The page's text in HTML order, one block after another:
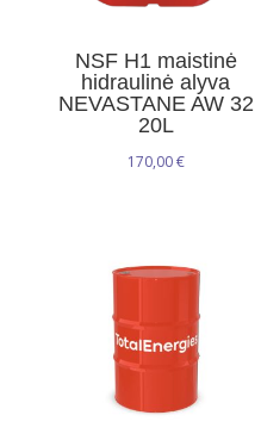
NSF H1 maistinė
hidraulinė alyva
NEVASTANE AW 32
20L
170,00€